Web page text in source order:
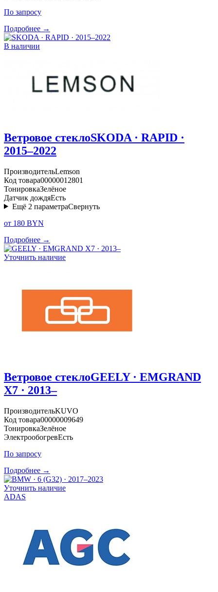
По запросу
Подробнее →
В наличии
Ветровое стеклоSKODA · RAPID ·
2015–2022
ПроизводительLemson
Код товара00000012801
ТонировкаЗелёное
Датчик дождяЕсть
Ещё 2 параметраСвернуть
от 180 BYN
Подробнее →
Уточнить наличие
Ветровое стеклоGEELY · EMGRAND
X7 · 2013–
ПроизводительKUVO
Код товара00000009649
ТонировкаЗелёное
ЭлектрообогревЕсть
По запросу
Подробнее →
Уточнить наличие
ADAS